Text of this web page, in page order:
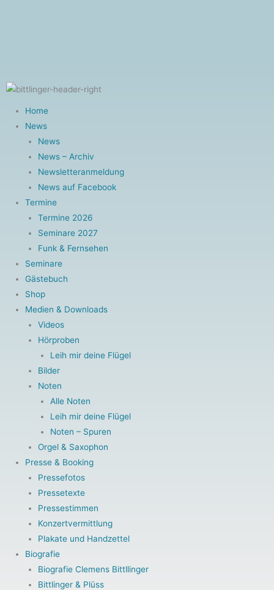
a
c
e
b
o
o
k
-
f
o
t
u
b
e
n
a
g
r
a
Home
News
News
News – Archiv
Newsletteranmeldung
News auf Facebook
Termine
Termine 2026
Seminare 2027
Funk & Fernsehen
Seminare
Gästebuch
Shop
Medien & Downloads
Videos
Hörproben
Leih mir deine Flügel
Bilder
Noten
Alle Noten
Leih mir deine Flügel
Noten – Spuren
Orgel & Saxophon
Presse & Booking
Pressefotos
Pressetexte
Pressestimmen
Konzertvermittlung
Plakate und Handzettel
Biografie
Biografie Clemens Bittllinger
Bittlinger & Plüss